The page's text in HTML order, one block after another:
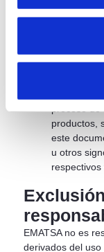
intelectual
marcas
en el sitio
productos,
este
u otros
respectivos
EMATSA no es
derivados del